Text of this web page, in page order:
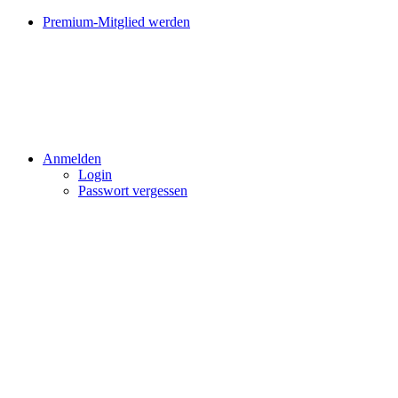
Premium-Mitglied werden
Anmelden
Login
Passwort vergessen